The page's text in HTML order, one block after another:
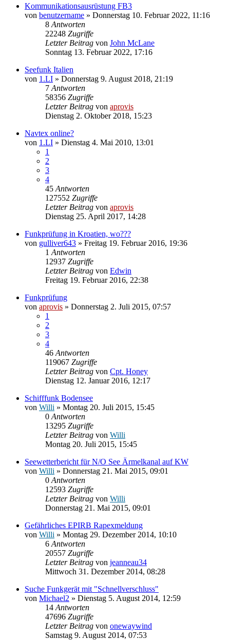
Kommunikationsausrüstung FB3
von benutzername » Donnerstag 10. Februar 2022, 11:16
8 Antworten
22248 Zugriffe
Letzter Beitrag von John McLane
Sonntag 13. Februar 2022, 17:16
Seefunk Italien
von 1.LI » Donnerstag 9. August 2018, 21:19
7 Antworten
58356 Zugriffe
Letzter Beitrag von aprovis
Dienstag 2. Oktober 2018, 15:23
Navtex online?
von 1.LI » Dienstag 4. Mai 2010, 13:01
1
2
3
4
45 Antworten
127552 Zugriffe
Letzter Beitrag von aprovis
Dienstag 25. April 2017, 14:28
Funkprüfung in Kroatien, wo???
von gulliver643 » Freitag 19. Februar 2016, 19:36
1 Antworten
12937 Zugriffe
Letzter Beitrag von Edwin
Freitag 19. Februar 2016, 22:38
Funkprüfung
von aprovis » Donnerstag 2. Juli 2015, 07:57
1
2
3
4
46 Antworten
119067 Zugriffe
Letzter Beitrag von Cpt. Honey
Dienstag 12. Januar 2016, 12:17
Schifffunk Bodensee
von Willi » Montag 20. Juli 2015, 15:45
0 Antworten
13295 Zugriffe
Letzter Beitrag von Willi
Montag 20. Juli 2015, 15:45
Seewetterbericht für N/O See Ärmelkanal auf KW
von Willi » Donnerstag 21. Mai 2015, 09:01
0 Antworten
12593 Zugriffe
Letzter Beitrag von Willi
Donnerstag 21. Mai 2015, 09:01
Gefährliches EPIRB Rapexmeldung
von Willi » Montag 29. Dezember 2014, 10:10
6 Antworten
20557 Zugriffe
Letzter Beitrag von jeanneau34
Mittwoch 31. Dezember 2014, 08:28
Suche Funkgerät mit "Schnellverschluss"
von Michael2 » Dienstag 5. August 2014, 12:59
14 Antworten
47696 Zugriffe
Letzter Beitrag von onewaywind
Samstag 9. August 2014, 07:53